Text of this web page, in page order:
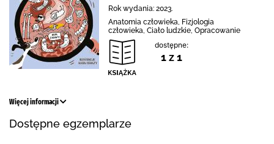
Rok wydania: 2023.
Anatomia człowieka, Fizjologia
człowieka, Ciało ludzkie, Opracowanie
dostępne:
1 z 1
Więcej informacji
Dostępne egzemplarze